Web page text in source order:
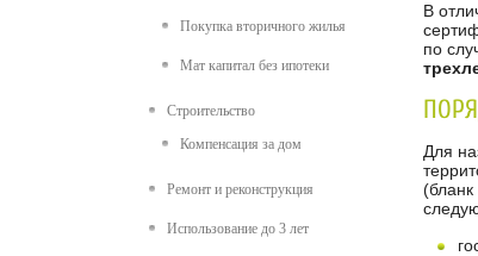
Покупка вторичного жилья
Мат капитал без ипотеки
Строительство
Компенсация за дом
Ремонт и реконструкция
Использование до 3 лет
В
по
Для